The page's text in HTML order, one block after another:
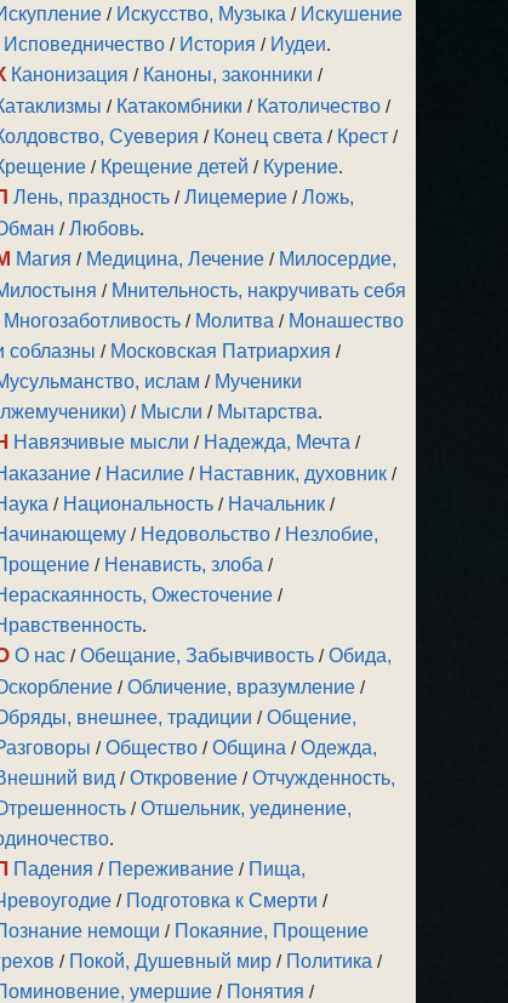
/ Искусство, Музыка / Искушение
Исповедничество / История / Иудеи.
Канонизация / Каноны, законники /
/ Катакомбники / Католичество /
Суеверия / Конец света / Крест /
/ Крещение детей / Курение.
Лень, праздность /Лицемерие /Ложь,
/Любовь.
Магия / Медицина, Лечение / Милосердие,
/ Мнительность, накручивать себя
Многозаботливость / Молитва / Монашество
соблазны / Московская Патриархия /
ислам / Мученики
/ Мысли / Мытарства.
Навязчивые мысли / Надежда, Мечта /
/ Насилие / Наставник, духовник /
/ Национальность / Начальник /
/ Недовольство / Незлобие,
/ Ненависть, злоба /
Ожесточение /
.
О нас /Обещание, Забывчивость /Обида,
/Обличение, вразумление /
внешнее, традиции /Общение,
/Общество /Община /Одежда,
вид /Откровение /Отчужденность,
/Отшельник, уединение,
.
Падения / Переживание / Пища,
/ Подготовка к Смерти /
немощи / Покаяние, Прощение
/ Покой, Душевный мир / Политика /
умершие / Понятия /